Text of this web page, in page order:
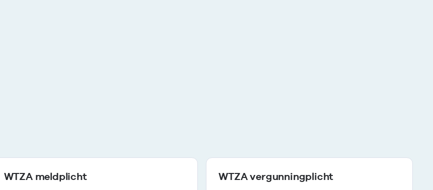
WTZA meldplicht WTZA vergunningplicht